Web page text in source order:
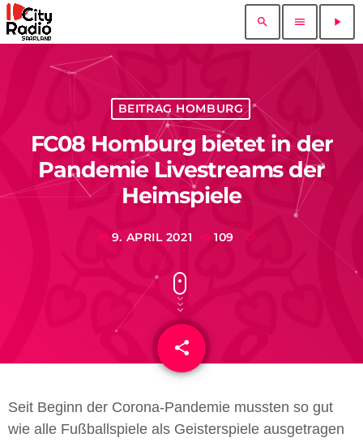
search menu play_arrow
BEITRAG HOMBURG
FC08 Homburg bietet in der
Pandemie Livestreams der
Heimspiele
today 9. APRIL 2021 109
share
email
Seit Beginn der Corona-Pandemie mussten so gut
wie alle Fußballspiele als Geisterspiele ausgetragen